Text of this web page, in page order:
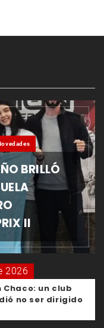
BRILLÓ
II
2026
Chaco: un club
no ser dirigido